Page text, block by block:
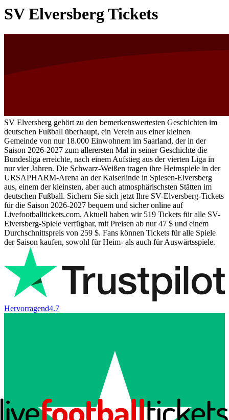
SV Elversberg Tickets
SV Elversberg gehört zu den bemerkenswertesten Geschichten im
deutschen Fußball überhaupt, ein Verein aus einer kleinen
Gemeinde von nur 18.000 Einwohnern im Saarland, der in der
Saison 2026-2027 zum allerersten Mal in seiner Geschichte die
Bundesliga erreichte, nach einem Aufstieg aus der vierten Liga in
nur vier Jahren. Die Schwarz-Weißen tragen ihre Heimspiele in der
URSAPHARM-Arena an der Kaiserlinde in Spiesen-Elversberg
aus, einem der kleinsten, aber auch atmosphärischsten Stätten im
deutschen Fußball. Sichern Sie sich jetzt Ihre SV-Elversberg-Tickets
für die Saison 2026-2027 bequem und sicher online auf
Livefootballtickets.com. Aktuell haben wir 519 Tickets für alle SV-
Elversberg-Spiele verfügbar, mit Preisen ab nur47 $ und einem
Durchschnittspreis von 259 $. Fans können Tickets für alle Spiele
der Saison kaufen, sowohl für Heim- als auch für Auswärtsspiele.
Hervorragend4.7